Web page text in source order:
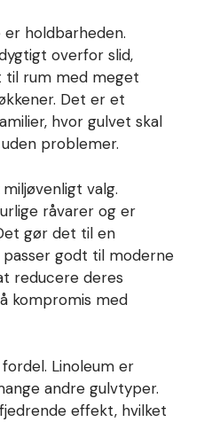
holdbarheden.
overfor slid,
til rum med meget
Det er et
hvor gulvet skal
problemer.
valg.
råvarer og er
gør det til en
godt til moderne
reducere deres
kompromis med
Linoleum er
andre gulvtyper.
effekt, hvilket